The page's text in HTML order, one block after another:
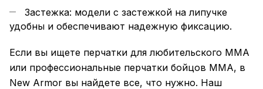
Застежка: модели с застежкой на липучке
удобны и обеспечивают надежную фиксацию.
Если вы ищете перчатки для любительского MMA
или профессиональные перчатки бойцов MMA, в
New Armor вы найдете все, что нужно. Наш